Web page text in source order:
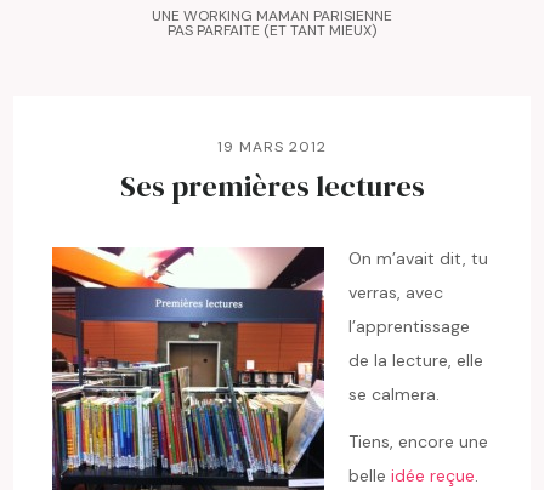
UNE WORKING MAMAN PARISIENNE
PAS PARFAITE (ET TANT MIEUX)
19 MARS 2012
Ses premières lectures
On m’avait dit, tu
verras, avec
l’apprentissage
de la lecture, elle
se calmera.
Tiens, encore une
belleidée reçue.